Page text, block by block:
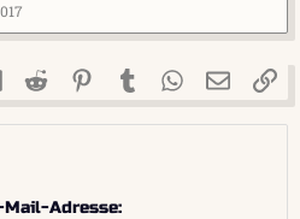
LinkedIn
Reddit PinterestTumblr WhatsApp
E-Mail
Mail-Adresse